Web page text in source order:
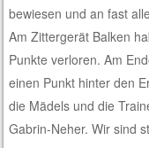
bewiesen und an fast
Am Zittergerät Balken
Punkte verloren. Am
einen Punkt hinter den
die Mädels und die
Gabrin-Neher. Wir sind